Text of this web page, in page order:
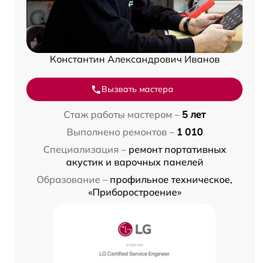
Константин Александрович Иванов
Вызвать мастера
Стаж работы мастером – 5 лет
Выполнено ремонтов – 1 010
Специализация – ремонт портативных
акустик и варочных панелей
Образование – профильное техническое,
«Приборостроение»